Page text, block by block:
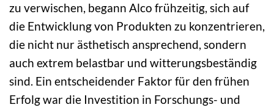
zu verwischen, begann Alco frühzeitig, sich auf
die Entwicklung von Produkten zu konzentrieren,
die nicht nur ästhetisch ansprechend, sondern
auch extrem belastbar und witterungsbeständig
sind. Ein entscheidender Faktor für den frühen
Erfolg war die Investition in Forschungs- und